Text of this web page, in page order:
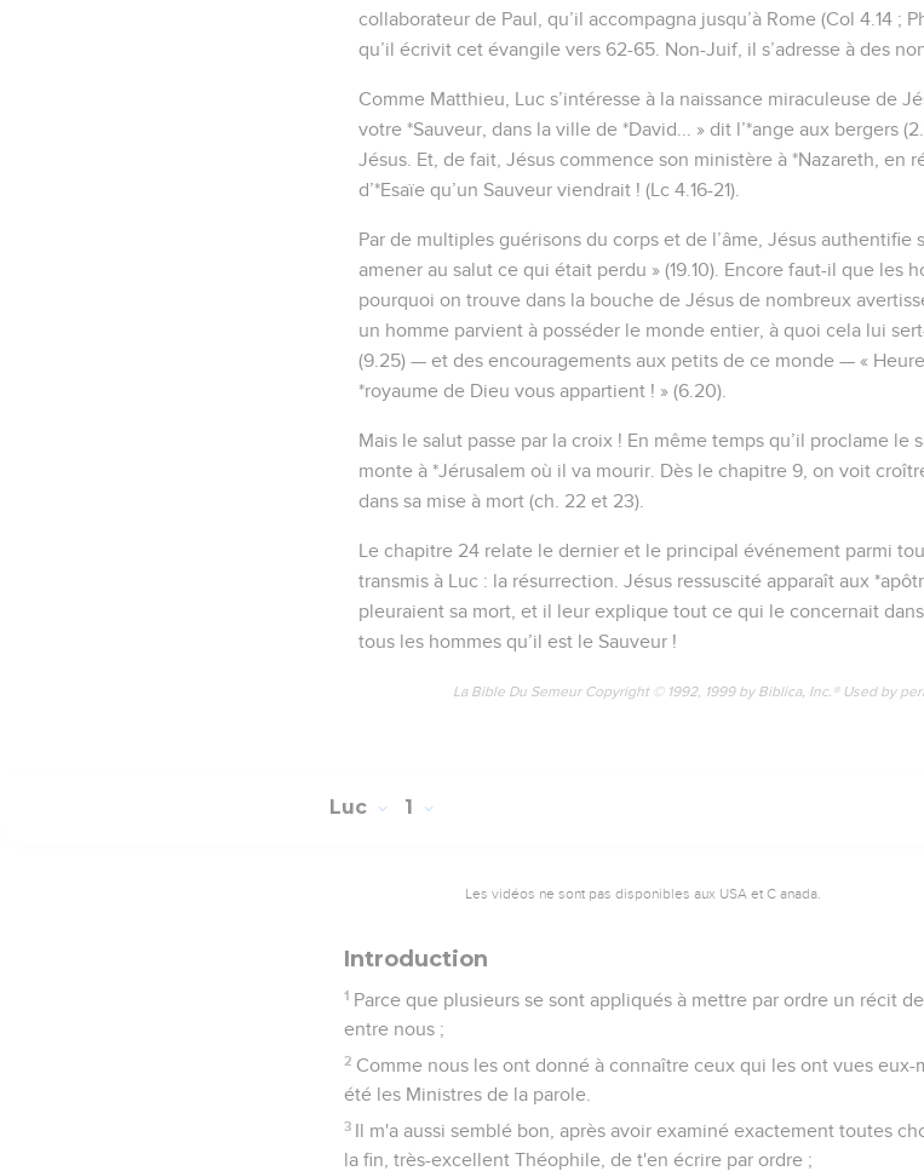
collaborateur de Paul, qu’il accompagna jusqu’à Rome (Col 4.14 ;
qu’il écrivit cet évangile vers 62-65. Non-Juif, il s’adresse à des
Comme Matthieu, Luc s’intéresse à la naissance miraculeuse de
votre *Sauveur, dans la ville de *David... » dit l’*ange aux bergers
Jésus. Et, de fait, Jésus commence son ministère à *Nazareth, en
d’*Esaïe qu’un Sauveur viendrait ! (Lc 4.16-21).
Par de multiples guérisons du corps et de l’âme, Jésus authentifie
amener au salut ce qui était perdu » (19.10). Encore faut-il que les
pourquoi on trouve dans la bouche de Jésus de nombreux
un homme parvient à posséder le monde entier, à quoi cela lui
(9.25) — et des encouragements aux petits de ce monde — «
*royaume de Dieu vous appartient ! » (6.20).
Mais le salut passe par la croix ! En même temps qu’il proclame le
monte à *Jérusalem où il va mourir. Dès le chapitre 9, on voit
dans sa mise à mort (ch. 22 et 23).
Le chapitre 24 relate le dernier et le principal événement parmi
transmis à Luc : la résurrection. Jésus ressuscité apparaît aux
pleuraient sa mort, et il leur explique tout ce qui le concernait
tous les hommes qu’il est le Sauveur !
La Bible Du Semeur Copyright © 1992, 1999 by Biblica, Inc.® Used by
Luc 1
Les vidéos ne sont pas disponibles aux USA et C anada.
Introduction
1 Parce que plusieurs se sont appliqués à mettre par ordre un récit
entre nous ;
2 Comme nous les ont donné à connaître ceux qui les ont vues
été les Ministres de la parole.
3 Il m'a aussi semblé bon, après avoir examiné exactement toutes
la fin, très-excellent Théophile, de t'en écrire par ordre ;